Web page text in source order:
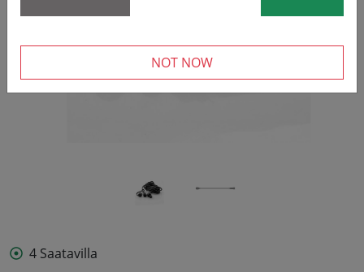
4 Saatavilla
NOT NOW